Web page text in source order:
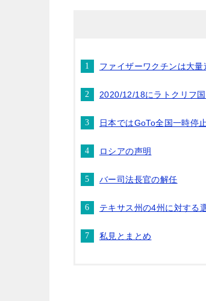
ファイザーワクチンは大量
2020/12/18にラトクリフ
日本ではGoTo全国一時停止
ロシアの声明
バー司法長官の解任
テキサス州の4州に対する
私見とまとめ